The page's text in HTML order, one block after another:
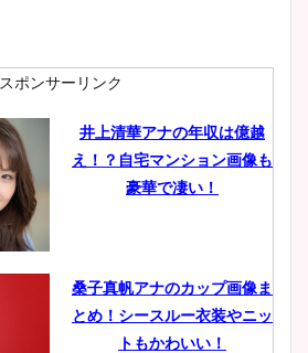
スポンサーリンク
井上清華アナの年収は億越
え！？自宅マンション画像も
豪華で凄い！
桑子真帆アナのカップ画像ま
とめ！シースルー衣装やニッ
トもかわいい！